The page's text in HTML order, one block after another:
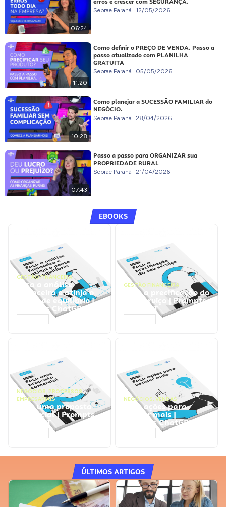
06:24
Sebrae Paraná 12/05/2026
11:20
Como definir o PREÇO DE VENDA. Passo a
passo atualizado com PLANILHA
GRATUITA
Sebrae Paraná 05/05/2026
10:28
Como planejar a SUCESSÃO FAMILIAR do
NEGÓCIO.
Sebrae Paraná 28/04/2026
07:43
Passo a passo para ORGANIZAR sua
PROPRIEDADE RURAL
Sebrae Paraná 21/04/2026
EBOOKS
GESTÃO FINANCEIRA
Faça a análise
financeira e atinja o
ponto de equilíbrio |
Prompts ChatGPT
GESTÃO FINANCEIRA
Faça a precificação do
seu serviço | Prompts
ChatGPT
NEGÓCIOS, PROCESSOS
EMPRESARIAIS
Faça uma proposta
comercial | Prompts
ChatGPT
NEGÓCIOS, VENDAS
Faça ações para
vender mais |
Prompts ChatGPT
ÚLTIMOS ARTIGOS